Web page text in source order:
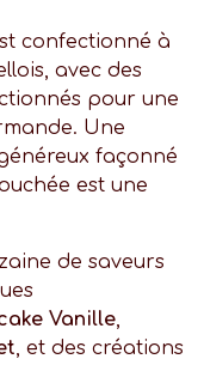
confectionné à
avec des
pour une
Une
façonné
est une
de saveurs
Vanille,
, et des créations